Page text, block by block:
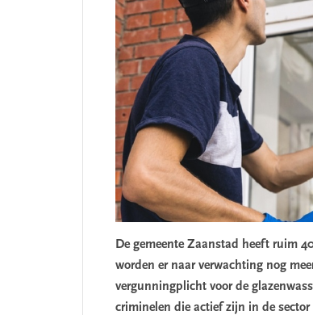
De gemeente Zaanstad heeft ruim
worden er naar verwachting nog
vergunningplicht voor de
criminelen die actief zijn in de sector